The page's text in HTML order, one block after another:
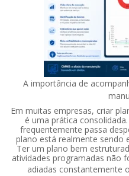
A importância de
Em muitas empresas, criar
é uma prática
frequentemente passa
plano está realmente sendo
Ter um plano bem
atividades programadas não
adiadas constantemente